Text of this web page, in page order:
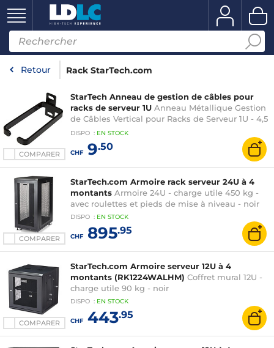
Retour Rack StarTech.com
COMPARER
StarTech Anneau de gestion de câbles pour
racks de serveur 1U Anneau Métallique Gestion
de Câbles Vertical pour Racks de Serveur 1U - 4,5
cm x 10 cm
DISPO : EN STOCK
CHF9.50
COMPARER
StarTech.com Armoire rack serveur 24U à 4
montants Armoire 24U - charge utile 450 kg -
avec roulettes et pieds de mise à niveau - noir
DISPO : EN STOCK
CHF895.95
COMPARER
StarTech.com Armoire serveur 12U à 4
montants (RK1224WALHM) Coffret mural 12U -
charge utile 90 kg - noir
DISPO : EN STOCK
CHF443.95